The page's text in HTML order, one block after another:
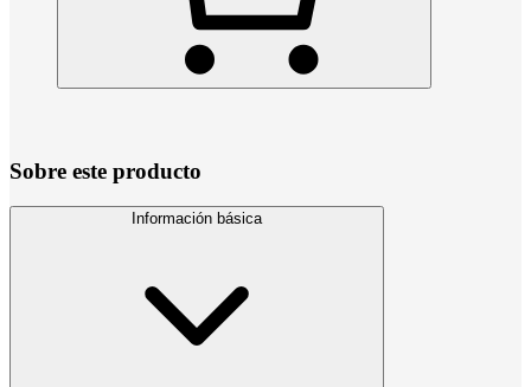
Sobre este producto
Información básica